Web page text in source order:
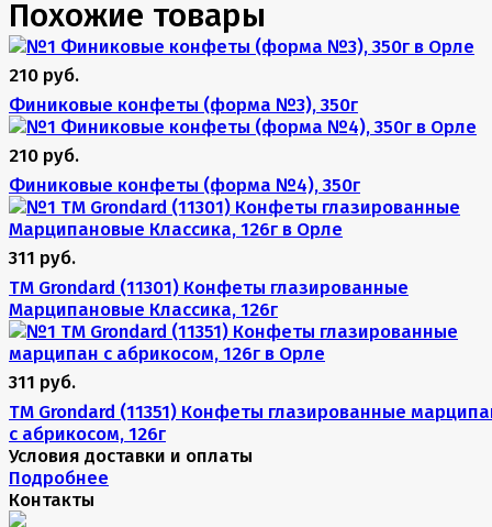
Похожие товары
210 руб.
Финиковые конфеты (форма №3), 350г
210 руб.
Финиковые конфеты (форма №4), 350г
311 руб.
TM Grondard (11301) Конфеты глазированные
Марципановые Классика, 126г
311 руб.
TM Grondard (11351) Конфеты глазированные
с абрикосом, 126г
Условия доставки и оплаты
Подробнее
Контакты